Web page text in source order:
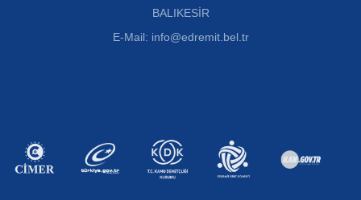
BALIKESİR
E-Mail: info@edremit.bel.tr